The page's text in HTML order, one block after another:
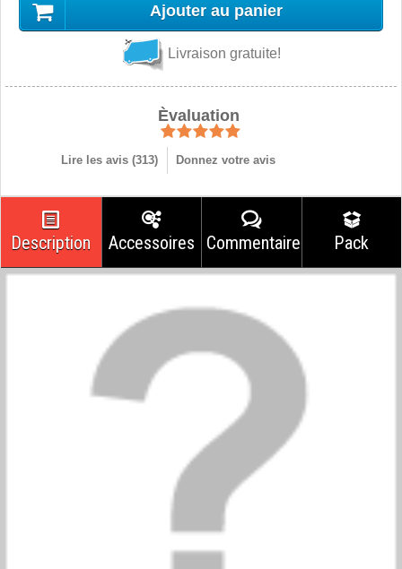
Ajouter au panier
Livraison gratuite!
Èvaluation
Lire les avis (313) Donnez votre avis
Description Accessoires Commentaires Pack